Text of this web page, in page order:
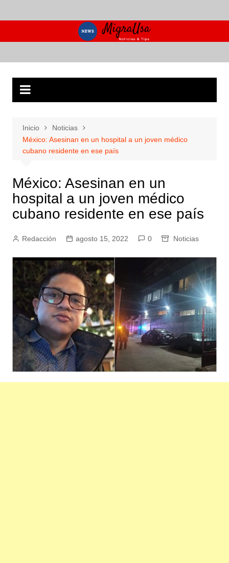
al
Inicio
Noticias
México: Asesinan en un hospital a un joven médico
cubano residente en ese país
México: Asesinan en un
hospital a un joven médico
cubano residente en ese país
Redacción agosto 15, 2022 0 Noticias